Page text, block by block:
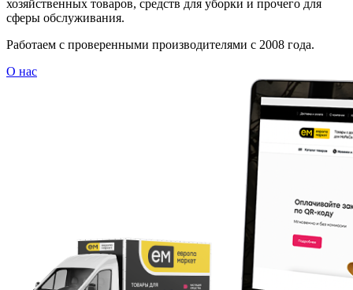
хозяйственных товаров, средств для уборки и прочего для
сферы обслуживания.
Работаем с проверенными производителями с 2008 года.
О нас